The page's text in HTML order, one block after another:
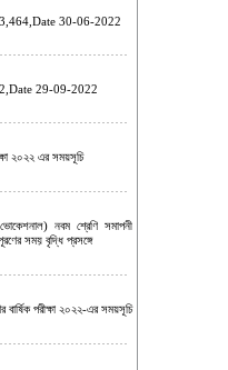
30-06-2022
29-09-2022
২০২২ এর সময়সূচি
নবম শ্রেণি সমাপনী
সময় বৃদ্ধি প্রসঙ্গে
পরীক্ষা ২০২২-এর সময়সূচি